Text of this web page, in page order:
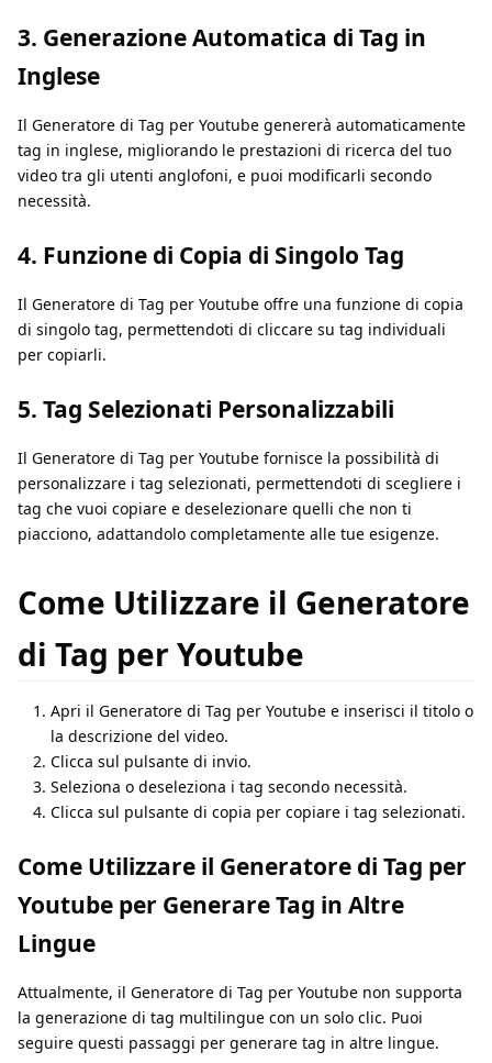
3. Generazione Automatica di Tag in
Inglese
Il Generatore di Tag per Youtube genererà automaticamente
tag in inglese, migliorando le prestazioni di ricerca del tuo
video tra gli utenti anglofoni, e puoi modificarli secondo
necessità.
4. Funzione di Copia di Singolo Tag
Il Generatore di Tag per Youtube offre una funzione di copia
di singolo tag, permettendoti di cliccare su tag individuali
per copiarli.
5. Tag Selezionati Personalizzabili
Il Generatore di Tag per Youtube fornisce la possibilità di
personalizzare i tag selezionati, permettendoti di scegliere i
tag che vuoi copiare e deselezionare quelli che non ti
piacciono, adattandolo completamente alle tue esigenze.
Come Utilizzare il Generatore
di Tag per Youtube
Apri il Generatore di Tag per Youtube e inserisci il titolo o
la descrizione del video.
Clicca sul pulsante di invio.
Seleziona o deseleziona i tag secondo necessità.
Clicca sul pulsante di copia per copiare i tag selezionati.
Come Utilizzare il Generatore di Tag per
Youtube per Generare Tag in Altre
Lingue
Attualmente, il Generatore di Tag per Youtube non supporta
la generazione di tag multilingue con un solo clic. Puoi
seguire questi passaggi per generare tag in altre lingue.